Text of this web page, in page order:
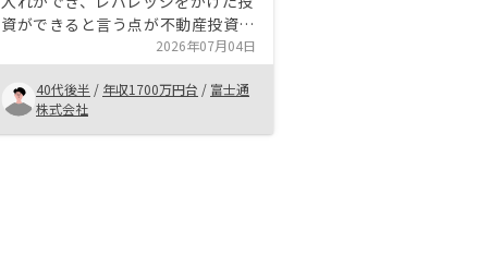
資ができると言う点が不動産投資の
メリットの1つだと考えています。
自分の許容範囲と期待するリターン
を軸にして投資するかと言う点を決
めるといいと思います。サービスは
不動産投資を行う上で非常に手軽に
2026年07月04日
40代後半 / 年収1700万円台 / 富士通
株式会社